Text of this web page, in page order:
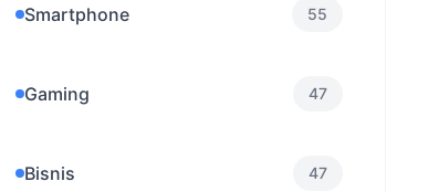
Smartphone 55
Gaming 47
Bisnis 47